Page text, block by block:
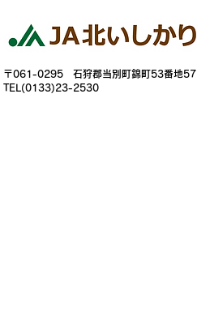
〒061-0295 石狩郡当別町錦町53番地57
TEL(0133)23-2530